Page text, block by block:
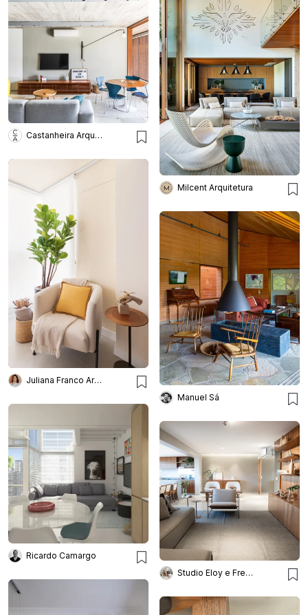
Castanheira Arquitetura
Milcent Arquitetura
Juliana Franco Arquitetura e Interiores
Manuel Sá
Ricardo Camargo
Studio Eloy e Freitas Arquitetura